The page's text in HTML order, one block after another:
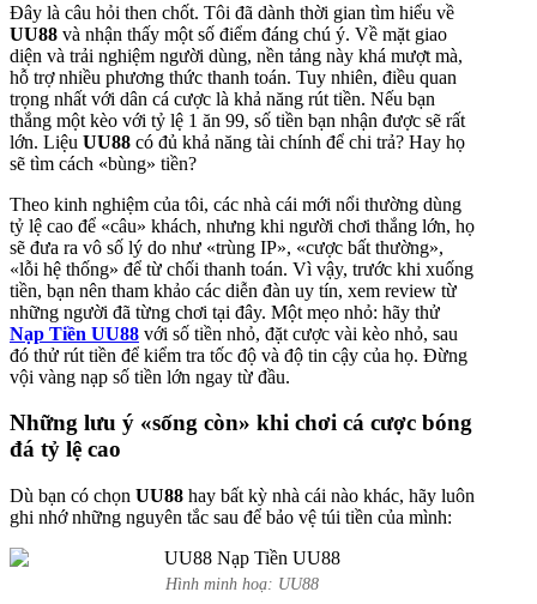
Đây là câu hỏi then chốt. Tôi đã dành thời gian tìm hiểu về
UU88 và nhận thấy một số điểm đáng chú ý. Về mặt giao
diện và trải nghiệm người dùng, nền tảng này khá mượt mà,
hỗ trợ nhiều phương thức thanh toán. Tuy nhiên, điều quan
trọng nhất với dân cá cược là khả năng rút tiền. Nếu bạn
thắng một kèo với tỷ lệ 1 ăn 99, số tiền bạn nhận được sẽ rất
lớn. Liệu UU88 có đủ khả năng tài chính để chi trả? Hay họ
sẽ tìm cách «bùng» tiền?
Theo kinh nghiệm của tôi, các nhà cái mới nổi thường dùng
tỷ lệ cao để «câu» khách, nhưng khi người chơi thắng lớn, họ
sẽ đưa ra vô số lý do như «trùng IP», «cược bất thường»,
«lỗi hệ thống» để từ chối thanh toán. Vì vậy, trước khi xuống
tiền, bạn nên tham khảo các diễn đàn uy tín, xem review từ
những người đã từng chơi tại đây. Một mẹo nhỏ: hãy thử
Nạp Tiền UU88 với số tiền nhỏ, đặt cược vài kèo nhỏ, sau
đó thử rút tiền để kiểm tra tốc độ và độ tin cậy của họ. Đừng
vội vàng nạp số tiền lớn ngay từ đầu.
Những lưu ý «sống còn» khi chơi cá cược bóng
đá tỷ lệ cao
Dù bạn có chọn UU88 hay bất kỳ nhà cái nào khác, hãy luôn
ghi nhớ những nguyên tắc sau để bảo vệ túi tiền của mình:
Hình minh hoạ: UU88